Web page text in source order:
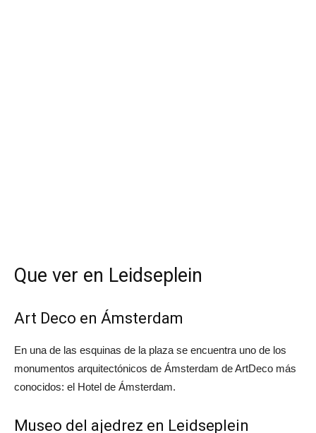
Que ver en Leidseplein
Art Deco en Ámsterdam
En una de las esquinas de la plaza se encuentra uno de los
monumentos arquitectónicos de Ámsterdam de ArtDeco más
conocidos: el Hotel de Ámsterdam.
Museo del ajedrez en Leidseplein